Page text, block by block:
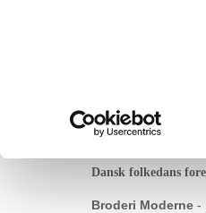
SPECIALISERET
Sommerfuglen,
http://
Dansk folkedans
Broderi Moderne -